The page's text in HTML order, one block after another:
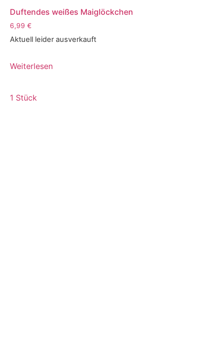
Duftendes weißes Maiglöckchen
6,99 €
Aktuell leider ausverkauft
Weiterlesen
1 Stück